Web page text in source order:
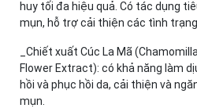
huy tối đa hiệu quả. Có tác dụng
mụn, hỗ trợ cải thiện các tình
_Chiết xuất Cúc La Mã
Flower Extract): có khả năng làm
hồi và phục hồi da, cải thiện và
mụn.